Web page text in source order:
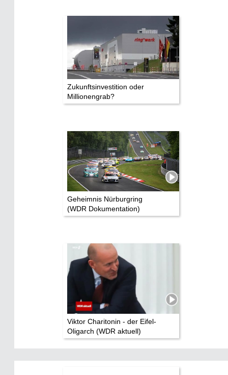
Zukunftsinvestition oder
Millionengrab?
Geheimnis Nürburgring
(WDR Dokumentation)
Viktor Charitonin - der Eifel-
Oligarch (WDR aktuell)